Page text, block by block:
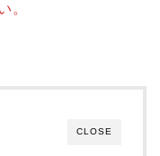
。
CLOSE